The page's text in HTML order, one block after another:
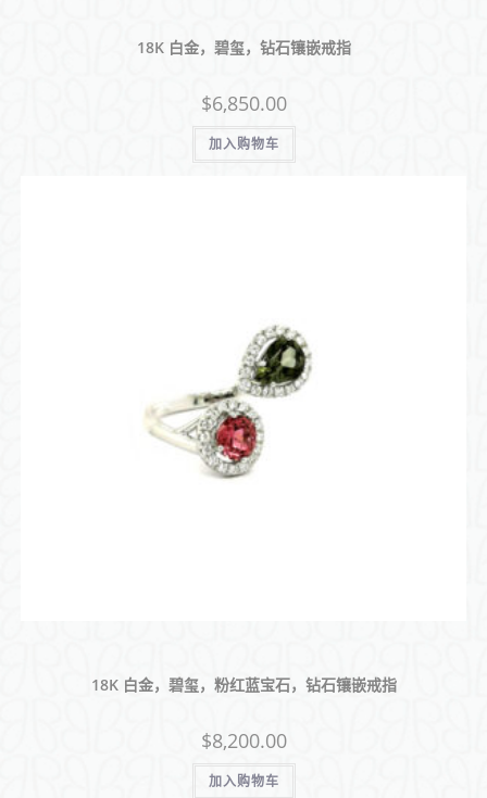
18K 白金，碧玺，钻石镶嵌戒指
$6,850.00
加入购物车
18K 白金，碧玺，粉红蓝宝石，钻石镶嵌戒指
$8,200.00
加入购物车